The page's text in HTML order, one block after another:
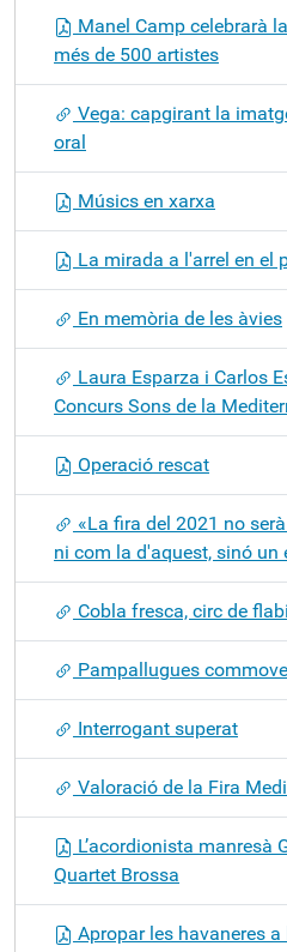
Manel Camp celebrarà
més de 500 artistes
Vega: capgirant la
oral
Músics en xarxa
La mirada a l'arrel en el
En memòria de les àvies
Laura Esparza i Carlos
Concurs Sons de la
Operació rescat
«La fira del 2021 no
ni com la d'aquest, sinó un
Cobla fresca, circ de
Pampallugues
Interrogant superat
Valoració de la Fira
L’acordionista manresà
Quartet Brossa
Apropar les havaneres